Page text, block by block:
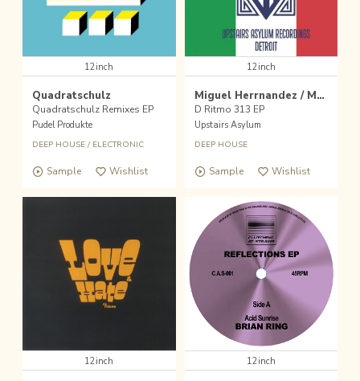
12inch
Quadratschulz
Quadratschulz Remixes EP
Pudel Produkte
DEEP HOUSE/ ELECTRONIC
Sample Wishlist
12inch
Miguel Herrnandez / Manuold
D Ritmo 313 EP
Upstairs Asylum
DEEP HOUSE
Sample Wishlist
12inch 12inch